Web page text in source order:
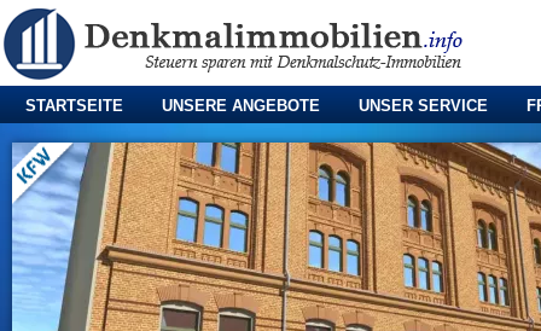
STARTSEITE UNSERE ANGEBOTE UNSER SERVICE